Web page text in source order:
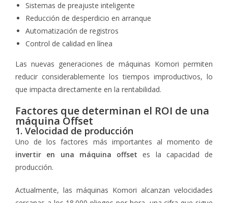
Sistemas de preajuste inteligente
Reducción de desperdicio en arranque
Automatización de registros
Control de calidad en línea
Las nuevas generaciones de máquinas Komori permiten
reducir considerablemente los tiempos improductivos, lo
que impacta directamente en la rentabilidad.
Factores que determinan el ROI de una
máquina Offset
1. Velocidad de producción
Uno de los factores más importantes al momento de
invertir en una máquina offset es la capacidad de
producción.
Actualmente, las máquinas Komori alcanzan velocidades